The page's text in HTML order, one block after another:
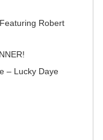
Robert
– Lucky Daye